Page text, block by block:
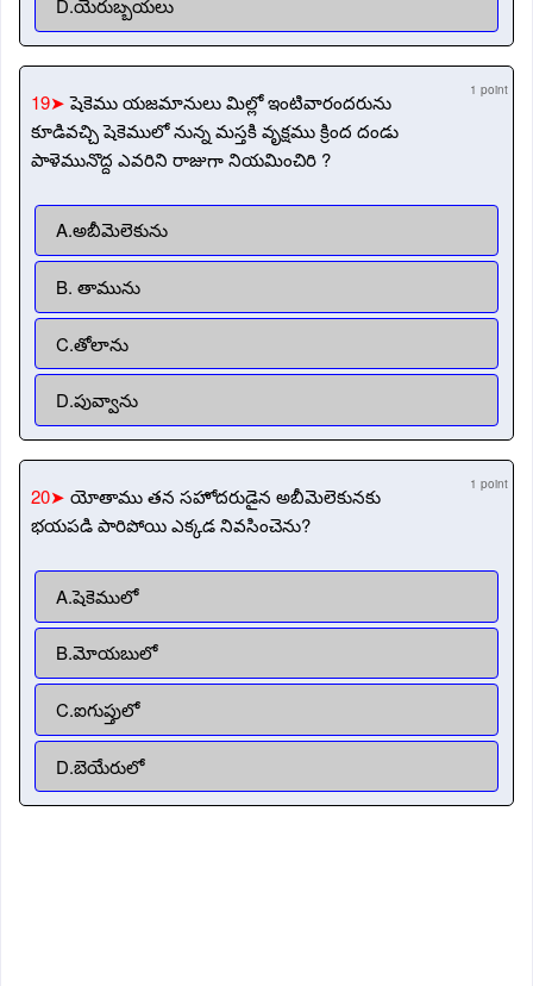
D.యెరుబ్బయలు
19➤షెకెము యజమానులు మిల్లో ఇంటివారందరును
కూడివచ్చి షెకెములో నున్న మస్తకి వృక్షము క్రింద దండు
పాళెమునొద్ద ఎవరిని రాజుగా నియమించిరి ?
1 point
A.అబీమెలెకును
B. తామును
C.తోలాను
D.పువ్వాను
20➤ యోతాము తన సహోదరుడైన అబీమెలెకునకు
భయపడి పారిపోయి ఎక్కడ నివసించెను?
1 point
A.షెకెములో
B.మోయబులో
C.ఐగుప్తులో
D.బెయేరులో